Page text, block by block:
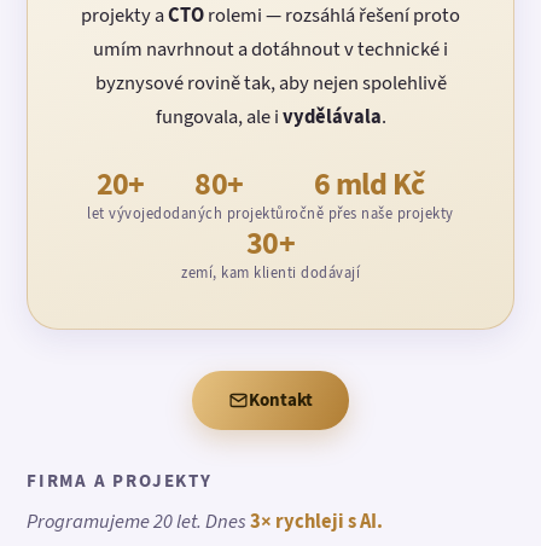
projekty aCTOrolemi — rozsáhlá řešení proto
umím navrhnout a dotáhnout v technické i
byznysové rovině tak, aby nejen spolehlivě
fungovala, ale ivydělávala.
20+
let vývoje
80+
dodaných projektů
6 mld Kč
ročně přes naše projekty
30+
zemí, kam klienti dodávají
Kontakt
FIRMA A PROJEKTY
Programujeme 20 let. Dnes3× rychleji s AI.